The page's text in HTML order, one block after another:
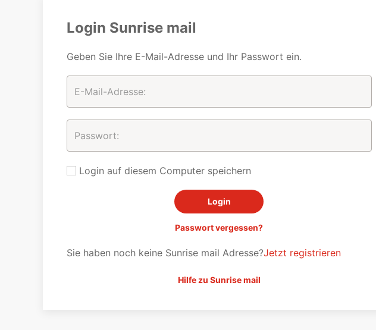
Login Sunrise mail
Geben Sie Ihre E-Mail-Adresse und Ihr Passwort ein.
Login auf diesem Computer speichern
Passwort vergessen?
Sie haben noch keine Sunrise mail Adresse?Jetzt registrieren
Hilfe zu Sunrise mail